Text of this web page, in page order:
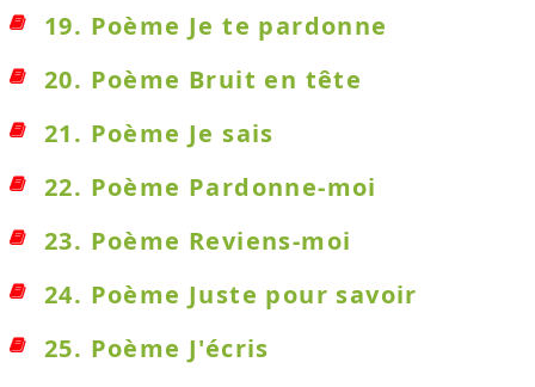
19. Poème Je te pardonne
20. Poème Bruit en tête
21. Poème Je sais
22. Poème Pardonne-moi
23. Poème Reviens-moi
24. Poème Juste pour savoir
25. Poème J'écris